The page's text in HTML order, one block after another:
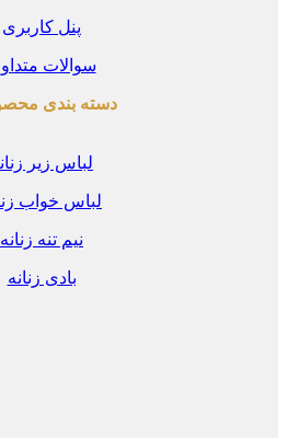
پنل کاربری
سوالات متداول
دسته بندی محصولات
لباس زیر زنانه
لباس خواب زنانه
نیم تنه زنانه
بادی زنانه